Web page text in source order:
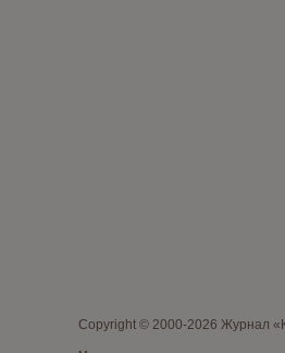
Copyright © 2000-2026 Журнал